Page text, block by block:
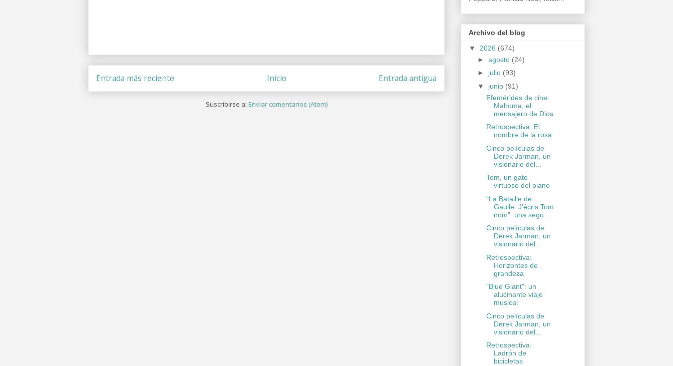
Entrada más reciente Entrada antigua
Inicio
Suscribirse a: Enviar comentarios (Atom)
Archivo del blog
▼ 2026 (674)
► agosto (24)
► julio (93)
▼ junio (91)
Efemérides de cine:
Mahoma, el
mensajero de Dios
Retrospectiva: El
nombre de la rosa
Cinco películas de
Derek Jarman, un
visionario del...
Tom, un gato
virtuoso del piano
“La Bataille de
Gaulle: J’écris Tom
nom”: una segu...
Cinco películas de
Derek Jarman, un
visionario del...
Retrospectiva:
Horizontes de
grandeza
"Blue Giant": un
alucinante viaje
musical
Cinco películas de
Derek Jarman, un
visionario del...
Retrospectiva:
Ladrón de
bicicletas